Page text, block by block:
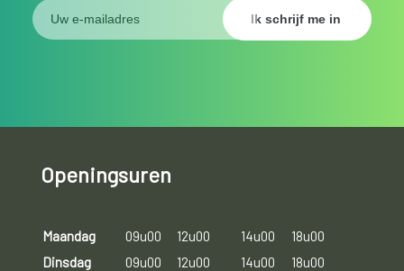
Openingsuren
Maandag 09u00 12u00 14u00
18u00
Dinsdag
09u00 12u00 14u00
18u00